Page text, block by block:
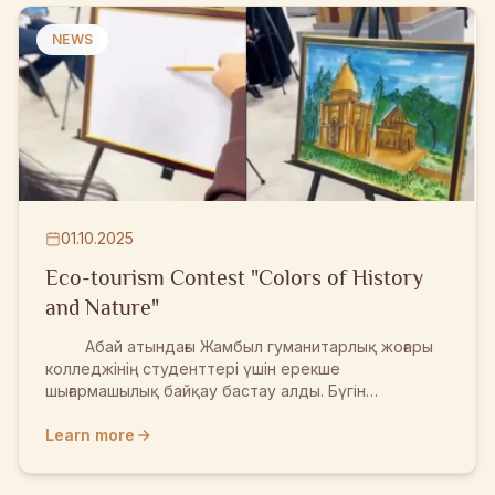
төселіп, айналасы көгалдандырылуда. Бұл
жұмыстар – халқымыздың рухани және тарихи
мұрасына деген зор құрметтің көрінісі.
NEWS
01.10.2025
Eco-tourism Contest "Colors of History
and Nature"
Абай атындағы Жамбыл гуманитарлық жоғары
колледжінің студенттері үшін ерекше
шығармашылық байқау бастау алды. Бүгін
өз қиялдарын арқау етіп, Айша бибі мен Қарахан
түсірді. Байқаудың мақсаты – Тараз қаласының
Learn more